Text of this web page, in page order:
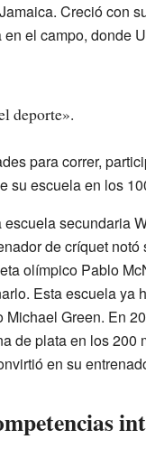
Creció con
el campo, donde
deporte».
para correr,
su escuela en los
escuela secundaria
de críquet
olímpico Pablo
Esta escuela ya
Michael Green. En
de plata en los
en su